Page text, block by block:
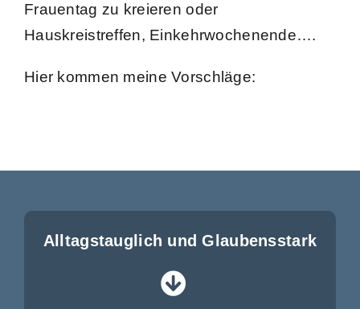
Frauentag zu kreieren oder
Hauskreistreffen, Einkehrwochenende….
Hier kommen meine Vorschläge:
Alltagstauglich und Glaubensstark